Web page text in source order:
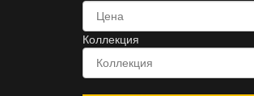
Коллекция